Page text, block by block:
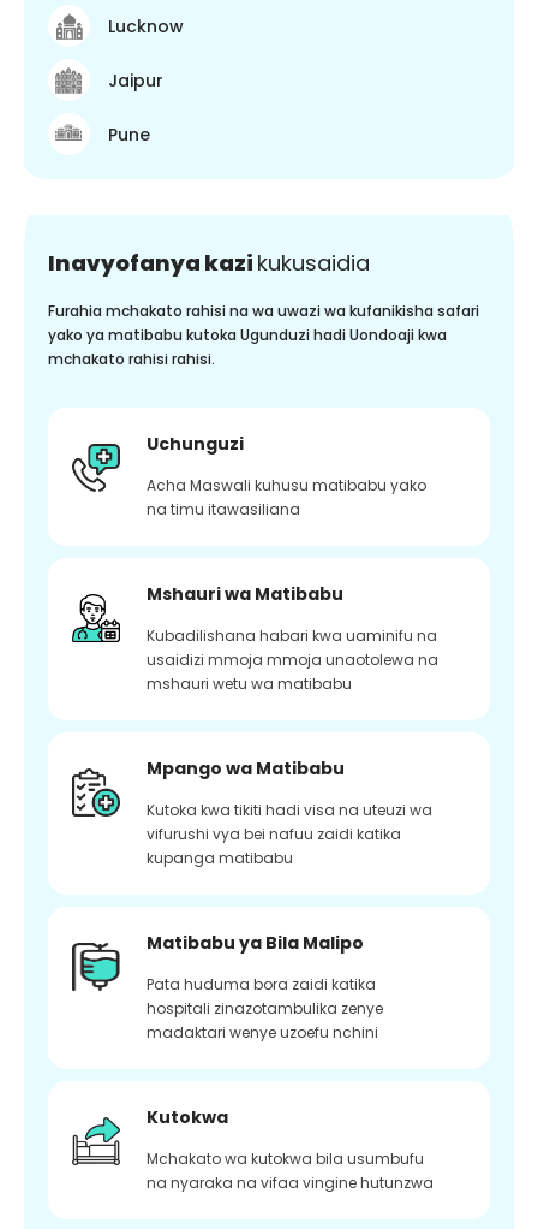
Lucknow
Jaipur
Pune
Inavyofanya kazi kukusaidia
Furahia mchakato rahisi na wa uwazi wa kufanikisha safari
yako ya matibabu kutoka Ugunduzi hadi Uondoaji kwa
mchakato rahisi rahisi.
Uchunguzi
Acha Maswali kuhusu matibabu yako
na timu itawasiliana
Mshauri wa Matibabu
Kubadilishana habari kwa uaminifu na
usaidizi mmoja mmoja unaotolewa na
mshauri wetu wa matibabu
Mpango wa Matibabu
Kutoka kwa tikiti hadi visa na uteuzi wa
vifurushi vya bei nafuu zaidi katika
kupanga matibabu
Matibabu ya Bila Malipo
Pata huduma bora zaidi katika
hospitali zinazotambulika zenye
madaktari wenye uzoefu nchini
Kutokwa
Mchakato wa kutokwa bila usumbufu
na nyaraka na vifaa vingine hutunzwa